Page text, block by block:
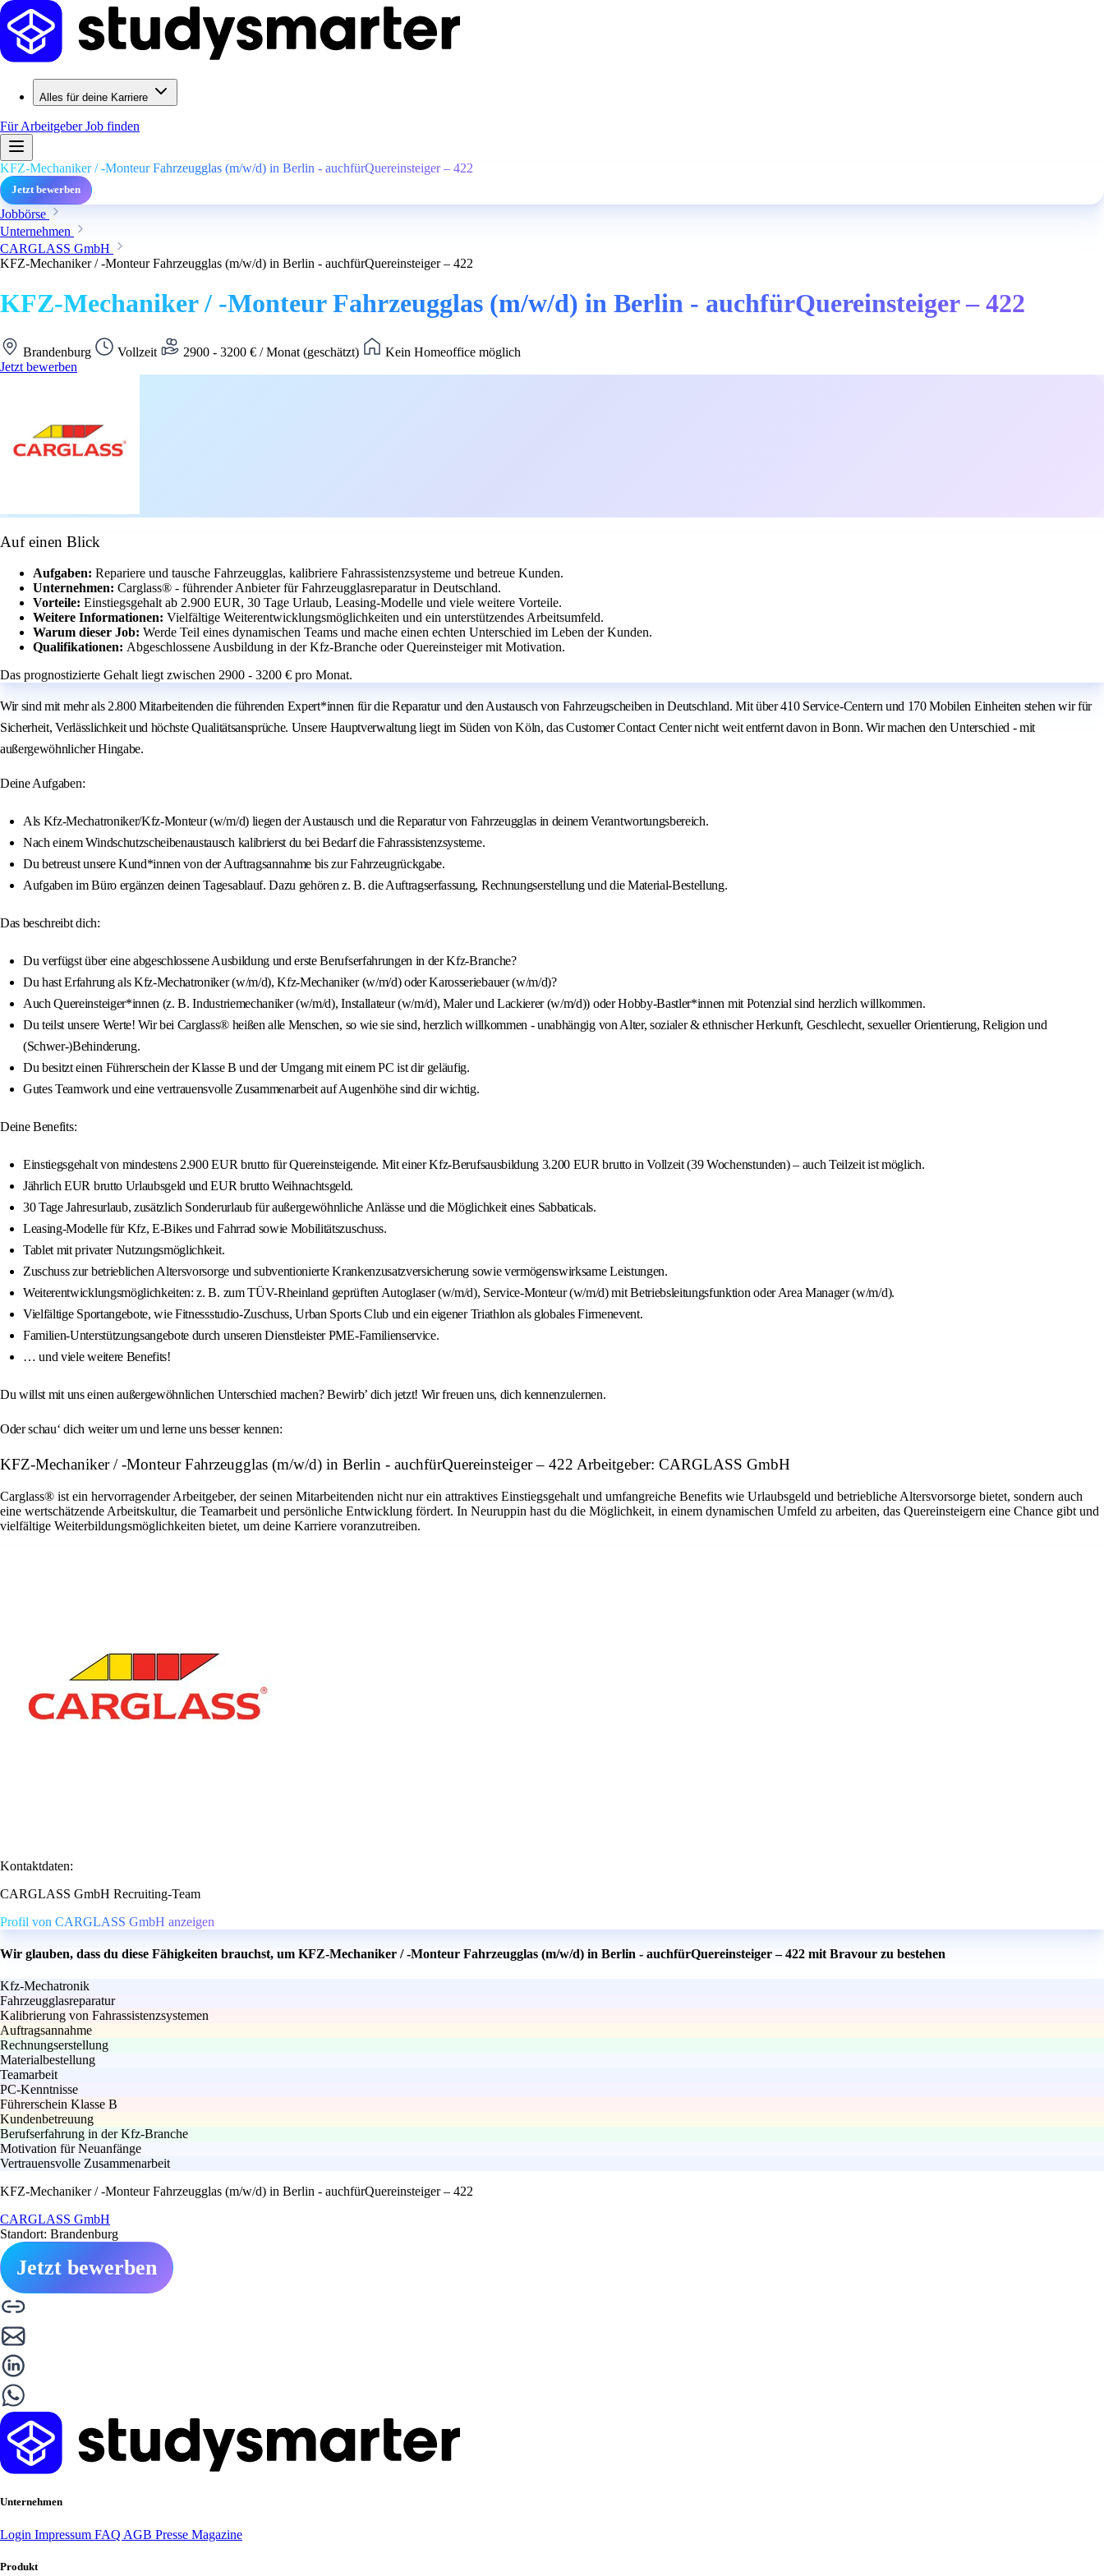
Alles für deine Karriere
Für ArbeitgeberJob finden
KFZ-Mechaniker / -Monteur Fahrzeugglas (m/w/d) in Berlin - auchfürQuereinsteiger – 422
Jetzt bewerben
Jobbörse
Unternehmen
CARGLASS GmbH
KFZ-Mechaniker / -Monteur Fahrzeugglas (m/w/d) in Berlin - auchfürQuereinsteiger – 422
KFZ-Mechaniker / -Monteur Fahrzeugglas (m/w/d) in Berlin - auchfürQuereinsteiger – 422
Brandenburg Vollzeit 2900 - 3200 € / Monat (geschätzt)
Kein Homeoffice möglich
Jetzt bewerben
Auf einen Blick
Aufgaben: Repariere und tausche Fahrzeugglas, kalibriere Fahrassistenzsysteme und betreue Kunden.
Unternehmen: Carglass® - führender Anbieter für Fahrzeugglasreparatur in Deutschland.
Vorteile: Einstiegsgehalt ab 2.900 EUR, 30 Tage Urlaub, Leasing-Modelle und viele weitere Vorteile.
Weitere Informationen: Vielfältige Weiterentwicklungsmöglichkeiten und ein unterstützendes Arbeitsumfeld.
Warum dieser Job: Werde Teil eines dynamischen Teams und mache einen echten Unterschied im Leben der Kunden.
Qualifikationen: Abgeschlossene Ausbildung in der Kfz-Branche oder Quereinsteiger mit Motivation.
Das prognostizierte Gehalt liegt zwischen 2900 - 3200 € pro Monat.
Wir sind mit mehr als 2.800 Mitarbeitenden die führenden Expert*innen für die Reparatur und den Austausch von Fahrzeugscheiben in Deutschland. Mit über 410 Service-Centern und 170 Mobilen Einheiten stehen wir für
Sicherheit, Verlässlichkeit und höchste Qualitätsansprüche. Unsere Hauptverwaltung liegt im Süden von Köln, das Customer Contact Center nicht weit entfernt davon in Bonn. Wir machen den Unterschied - mit
außergewöhnlicher Hingabe.
Deine Aufgaben:
Als Kfz-Mechatroniker/Kfz-Monteur (w/m/d) liegen der Austausch und die Reparatur von Fahrzeugglas in deinem Verantwortungsbereich.
Nach einem Windschutzscheibenaustausch kalibrierst du bei Bedarf die Fahrassistenzsysteme.
Du betreust unsere Kund*innen von der Auftragsannahme bis zur Fahrzeugrückgabe.
Aufgaben im Büro ergänzen deinen Tagesablauf. Dazu gehören z. B. die Auftragserfassung, Rechnungserstellung und die Material-Bestellung.
Das beschreibt dich:
Du verfügst über eine abgeschlossene Ausbildung und erste Berufserfahrungen in der Kfz-Branche?
Du hast Erfahrung als Kfz-Mechatroniker (w/m/d), Kfz-Mechaniker (w/m/d) oder Karosseriebauer (w/m/d)?
Auch Quereinsteiger*innen (z. B. Industriemechaniker (w/m/d), Installateur (w/m/d), Maler und Lackierer (w/m/d)) oder Hobby-Bastler*innen mit Potenzial sind herzlich willkommen.
Du teilst unsere Werte! Wir bei Carglass® heißen alle Menschen, so wie sie sind, herzlich willkommen - unabhängig von Alter, sozialer & ethnischer Herkunft, Geschlecht, sexueller Orientierung, Religion und
(Schwer-)Behinderung.
Du besitzt einen Führerschein der Klasse B und der Umgang mit einem PC ist dir geläufig.
Gutes Teamwork und eine vertrauensvolle Zusammenarbeit auf Augenhöhe sind dir wichtig.
Deine Benefits:
Einstiegsgehalt von mindestens 2.900 EUR brutto für Quereinsteigende. Mit einer Kfz-Berufsausbildung 3.200 EUR brutto in Vollzeit (39 Wochenstunden) – auch Teilzeit ist möglich.
Jährlich EUR brutto Urlaubsgeld und EUR brutto Weihnachtsgeld.
30 Tage Jahresurlaub, zusätzlich Sonderurlaub für außergewöhnliche Anlässe und die Möglichkeit eines Sabbaticals.
Leasing-Modelle für Kfz, E-Bikes und Fahrrad sowie Mobilitätszuschuss.
Tablet mit privater Nutzungsmöglichkeit.
Zuschuss zur betrieblichen Altersvorsorge und subventionierte Krankenzusatzversicherung sowie vermögenswirksame Leistungen.
Weiterentwicklungsmöglichkeiten: z. B. zum TÜV-Rheinland geprüften Autoglaser (w/m/d), Service-Monteur (w/m/d) mit Betriebsleitungsfunktion oder Area Manager (w/m/d).
Vielfältige Sportangebote, wie Fitnessstudio-Zuschuss, Urban Sports Club und ein eigener Triathlon als globales Firmenevent.
Familien-Unterstützungsangebote durch unseren Dienstleister PME-Familienservice.
… und viele weitere Benefits!
Du willst mit uns einen außergewöhnlichen Unterschied machen? Bewirb’ dich jetzt! Wir freuen uns, dich kennenzulernen.
Oder schau‘ dich weiter um und lerne uns besser kennen:
KFZ-Mechaniker / -Monteur Fahrzeugglas (m/w/d) in Berlin - auchfürQuereinsteiger – 422 Arbeitgeber: CARGLASS GmbH
Carglass® ist ein hervorragender Arbeitgeber, der seinen Mitarbeitenden nicht nur ein attraktives Einstiegsgehalt und umfangreiche Benefits wie Urlaubsgeld und betriebliche Altersvorsorge bietet, sondern auch
eine wertschätzende Arbeitskultur, die Teamarbeit und persönliche Entwicklung fördert. In Neuruppin hast du die Möglichkeit, in einem dynamischen Umfeld zu arbeiten, das Quereinsteigern eine Chance gibt und
vielfältige Weiterbildungsmöglichkeiten bietet, um deine Karriere voranzutreiben.
Kontaktdaten:
CARGLASS GmbH Recruiting-Team
Profil von CARGLASS GmbH anzeigen
Wir glauben, dass du diese Fähigkeiten brauchst, um KFZ-Mechaniker / -Monteur Fahrzeugglas (m/w/d) in Berlin - auchfürQuereinsteiger – 422 mit Bravour zu bestehen
Kfz-Mechatronik
Fahrzeugglasreparatur
Kalibrierung von Fahrassistenzsystemen
Auftragsannahme
Rechnungserstellung
Materialbestellung
Teamarbeit
PC-Kenntnisse
Führerschein Klasse B
Kundenbetreuung
Berufserfahrung in der Kfz-Branche
Motivation für Neuanfänge
Vertrauensvolle Zusammenarbeit
KFZ-Mechaniker / -Monteur Fahrzeugglas (m/w/d) in Berlin - auchfürQuereinsteiger – 422
CARGLASS GmbH
Standort: Brandenburg
Jetzt bewerben
Unternehmen
Login Impressum FAQ AGB Presse Magazine
Produkt